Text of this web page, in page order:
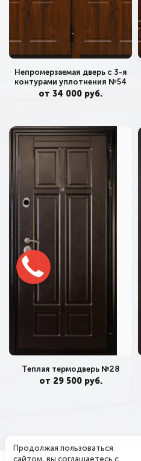
Непромерзаемая дверь с 3-я
контурами уплотнения №54
от 34 000 руб.
Теплая термодверь №28
от 29 500 руб.
Продолжая пользоваться
сайтом, вы соглашаетесь с